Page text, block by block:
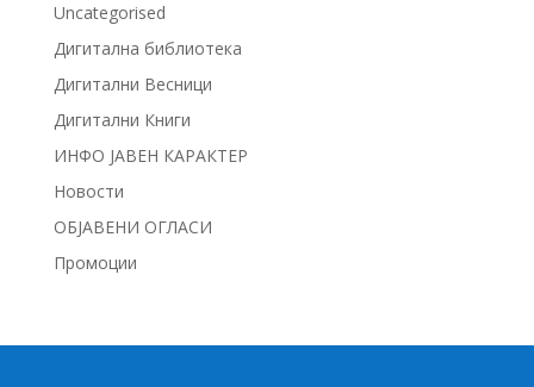
Uncategorised
Дигитална библиотека
Дигитални Весници
Дигитални Книги
ИНФО ЈАВЕН КАРАКТЕР
Новости
ОБЈАВЕНИ ОГЛАСИ
Промоции